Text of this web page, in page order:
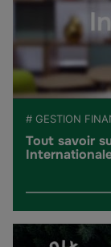
# GESTION
Tout savoir